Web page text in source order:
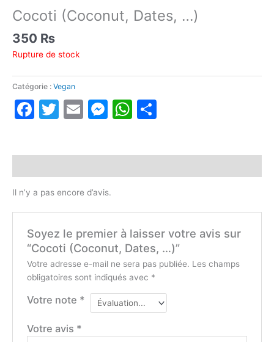
Cocoti (Coconut, Dates, …)
350 ₨
Rupture de stock
Catégorie : Vegan
Facebook
Twitter
EmailMessenger
WhatsApp
Il n’y a pas encore d’avis.
Soyez le premier à laisser votre avis sur
“Cocoti (Coconut, Dates, …)”
Votre adresse e-mail ne sera pas publiée. Les champs
obligatoires sont indiqués avec *
Votre note *
Votre avis *